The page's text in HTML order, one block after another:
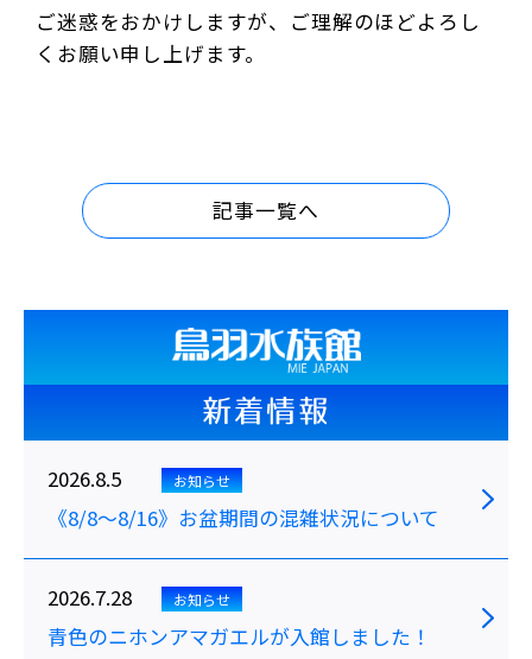
ご迷惑をおかけしますが、ご理解のほどよろし
くお願い申し上げます。
記事一覧へ
新着情報
2026.8.5 お知らせ
《8/8～8/16》お盆期間の混雑状況について
2026.7.28 お知らせ
青色のニホンアマガエルが入館しました！